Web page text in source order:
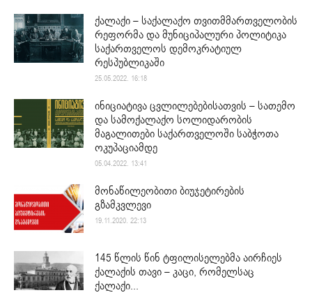
ქალაქი – საქალაქო თვითმმართველობის
რეფორმა და მუნიციპალური პოლიტიკა
საქართველოს დემოკრატიულ
რესპუბლიკაში
25.05.2022. 16:18
ინიციატივა ცვლილებებისათვის – სათემო
და სამოქალაქო სოლიდარობის
მაგალითები საქართველოში საბჭოთა
ოკუპაციამდე
05.04.2022. 13:41
მონაწილეობითი ბიუჯეტირების
გზამკვლევი
19.11.2020. 22:13
145 წლის წინ ტფილისელებმა აირჩიეს
ქალაქის თავი – კაცი, რომელსაც
ქალაქი...